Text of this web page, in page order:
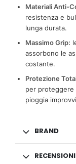
Materiali Anti-
resistenza e
lunga durata.
Massimo Grip:
assorbono le
costante.
Protezione
per proteggere
pioggia
BRAND